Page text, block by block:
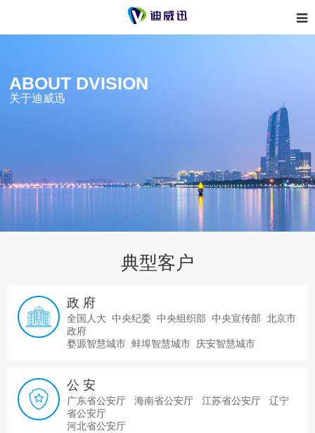
ABOUT DVISION
关于迪威迅
典型客户
政 府
全国人大 中央纪委 中央组织部 中央宣传部 北京市
政府
婺源智慧城市 蚌埠智慧城市 庆安智慧城市
公 安
广东省公安厅 海南省公安厅 江苏省公安厅 辽宁
省公安厅
河北省公安厅